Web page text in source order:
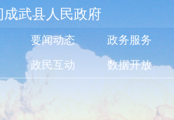
武县人民政府
要闻动态 政务服务
政民互动 数据开放